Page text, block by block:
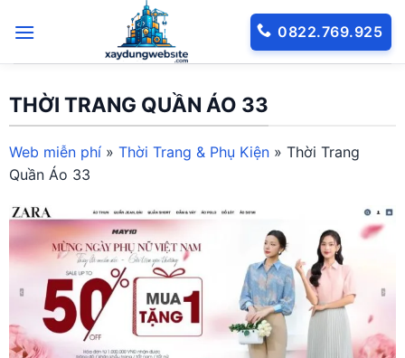
qua
0822.769.925
THỜI TRANG QUẦN ÁO 33
Web miễn phí » Thời Trang & Phụ Kiện » Thời Trang
Quần Áo 33